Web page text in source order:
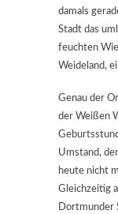
damals
Stadt das
feuchten
Weideland,
Genau der
der Weißen
Umstand,
heute nicht
Gleichzeitig
Dortmunder